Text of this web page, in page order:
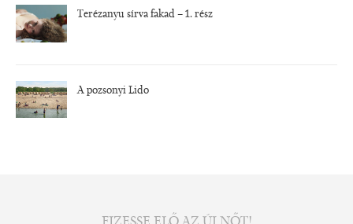
Terézanyu sírva fakad – 1. rész
A pozsonyi Lido